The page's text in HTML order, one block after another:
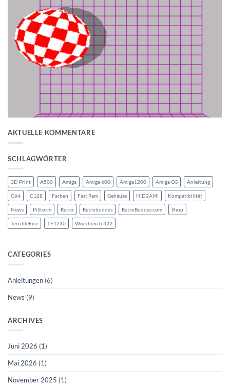
AKTUELLE KOMMENTARE
SCHLAGWÖRTER
3D Print A500 Amiga Amiga 600 Amiga1200 Amiga OS Anleitung
C64 C128 Farben Fast Ram Gehäuse HID2AMI Kompatibilität
News PiStorm Retro Retrobuddys RetroBuddys.com Shop
TerribleFire TF1230 Workbench 322
CATEGORIES
Anleitungen (6)
News (9)
ARCHIVES
Juni 2026 (1)
Mai 2026 (1)
November 2025 (1)